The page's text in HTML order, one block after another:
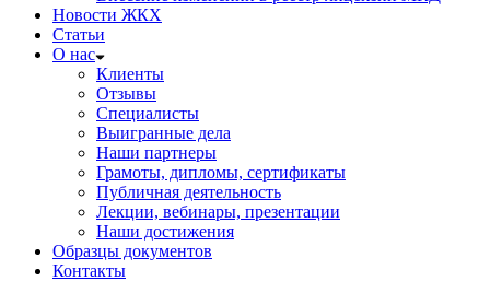
Новости ЖКХ
Статьи
О нас
Клиенты
Отзывы
Специалисты
Выигранные дела
Наши партнеры
Грамоты, дипломы, сертификаты
Публичная деятельность
Лекции, вебинары, презентации
Наши достижения
Образцы документов
Контакты